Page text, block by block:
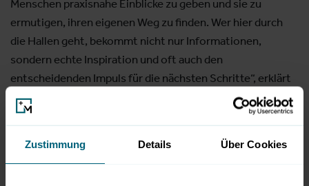
Zustimmung Details Über Cookies
Menschen praxisnahe Einblicke zu geben und sie zu
ermutigen, ihren eigenen Weg zu finden. Wer hier durch
die Hallen geht, bekommt nicht nur Informationen,
sondern echte Inspiration und oft auch den
entscheidenden Impuls für die nächsten Schritte“, erklärt
Christian Wenninger, Bereichsleitung Messen B2C,
Messezentrum Salzburg.
BeSt Salzburg: Perspektiven für Studium und
Weiterbildung